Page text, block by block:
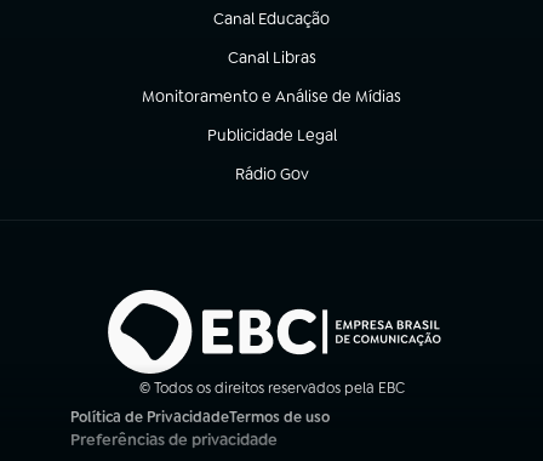
Canal Educação
(abre em nova aba)
Canal Libras
(abre em nova aba)
Monitoramento e Análise de Mídias
(abre em nova aba)
Publicidade Legal
(abre em nova aba)
Rádio Gov
(abre em nova aba)
© Todos os direitos reservados pela EBC
Política de Privacidade
(abre em nova aba)
Termos de uso
(abre em nova aba)
Preferências de privacidade